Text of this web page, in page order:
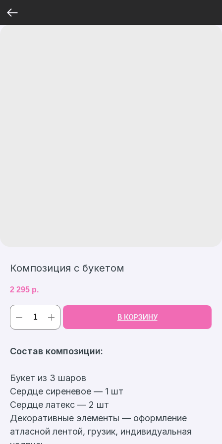
Композиция с букетом
2 295 р.
В КОРЗИНУ
Cостав композиции:
Букет из 3 шаров
Сердце сиреневое — 1 шт
Сердце латекс — 2 шт
Декоративные элементы — оформление
атласной лентой, грузик, индивидуальная